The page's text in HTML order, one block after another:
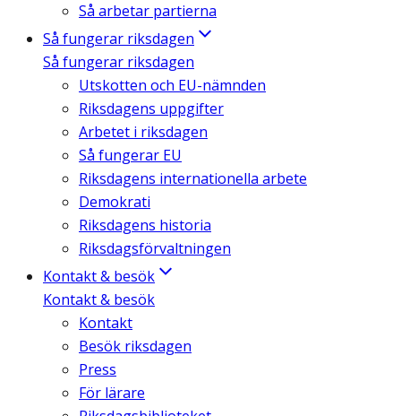
Så arbetar partierna
Så fungerar riksdagen
Så fungerar riksdagen
Utskotten och EU-nämnden
Riksdagens uppgifter
Arbetet i riksdagen
Så fungerar EU
Riksdagens internationella arbete
Demokrati
Riksdagens historia
Riksdagsförvaltningen
Kontakt & besök
Kontakt & besök
Kontakt
Besök riksdagen
Press
För lärare